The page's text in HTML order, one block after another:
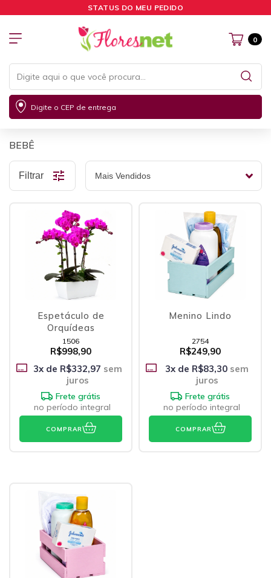
STATUS DO MEU PEDIDO
0
Digite o CEP de entrega
BEBÊ
Filtrar
Espetáculo de
Orquídeas
1506
R$998,90
3x de R$332,97 sem
juros
Frete grátis
no período integral
COMPRAR
Menino Lindo
2754
R$249,90
3x de R$83,30 sem
juros
Frete grátis
no período integral
COMPRAR